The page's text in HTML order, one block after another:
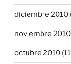
diciembre 2010
noviembre 2010
octubre 2010